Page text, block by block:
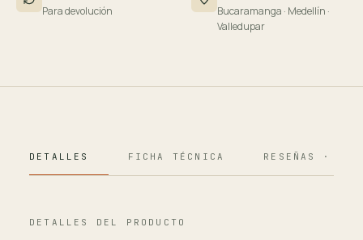
Para devolución
Bucaramanga · Medellín ·
Valledupar
DETALLES FICHA TÉCNICA RESEÑAS · 124
DETALLES DEL PRODUCTO